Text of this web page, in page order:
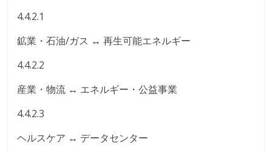
4.4.2.1
鉱業・石油/ガス ↔ 再生可能エネルギー
4.4.2.2
産業・物流 ↔ エネルギー・公益事業
4.4.2.3
ヘルスケア ↔ データセンター